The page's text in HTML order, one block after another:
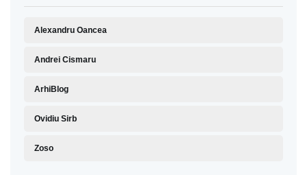
Alexandru Oancea
Andrei Cismaru
ArhiBlog
Ovidiu Sirb
Zoso